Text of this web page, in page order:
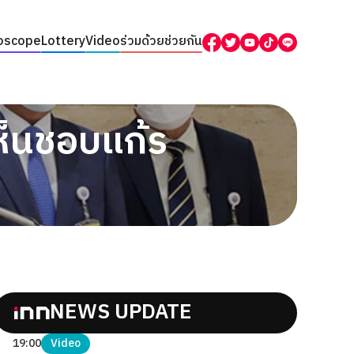
LotteryVideoร่วมด้วยช่วยกัน
ชอบแก้ร
NEWS UPDATE
19:00 Video